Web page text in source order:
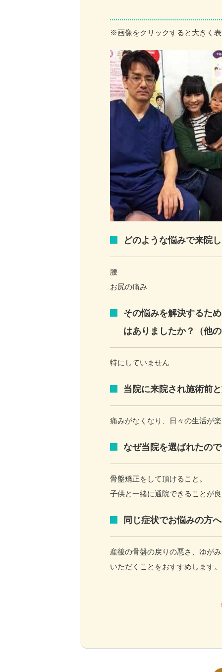
※画像をクリックすると大きく
どのような悩みで来院
腰
お尻の痛み
その悩みを解決するた
はありましたか？（他
特にしていません
当院に来院され施術前
痛みがなくなり、日々の生活が
なぜ当院を選ばれたの
骨盤矯正をして頂けること。
子供と一緒に通院できることが
同じ症状でお悩みの方
産後の骨盤の戻りの悪さ、ゆが
いただくことをおすすめします。